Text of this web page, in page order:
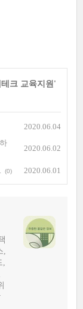
크 교육지원 '
2020.06.04
2020.06.02
(0) 2020.06.01
,
,